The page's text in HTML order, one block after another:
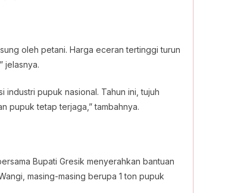
oleh petani. Harga eceran tertinggi turun
jelasnya.
industri pupuk nasional. Tahun ini, tujuh
pupuk tetap terjaga,” tambahnya.
Bupati Gresik menyerahkan bantuan
masing-masing berupa 1 ton pupuk